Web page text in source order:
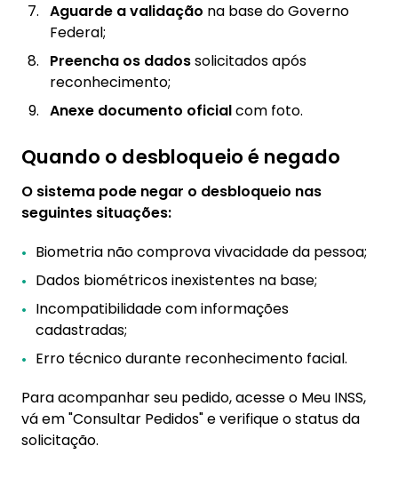
Aguarde a validação na base do Governo
Federal;
Preencha os dadossolicitados após
reconhecimento;
Anexe documento oficialcom foto.
Quando o desbloqueio é negado
O sistema pode negar o desbloqueio nas
seguintes situações:
Biometria não comprova vivacidade da pessoa;
Dados biométricos inexistentes na base;
Incompatibilidade com informações
cadastradas;
Erro técnico durante reconhecimento facial.
Para acompanhar seu pedido, acesse o Meu INSS,
vá em "Consultar Pedidos" e verifique o status da
solicitação.